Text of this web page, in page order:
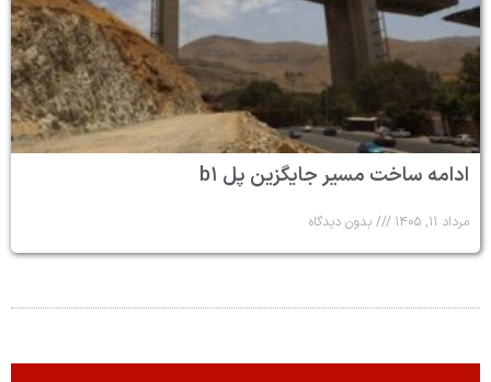
ادامه ساخت مسیر جایگزین پل b۱
مرداد ۱۱, ۱۴۰۵ بدون دیدگاه